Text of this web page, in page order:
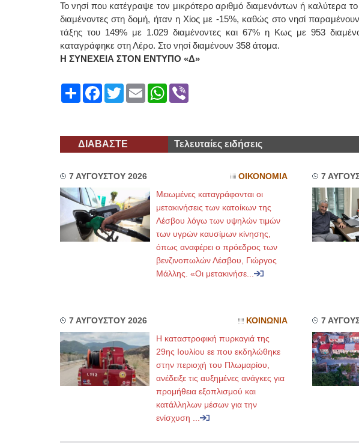
Το νησί που κατέγραψε τον μικρότερο αριθμό διαμενόντων ή καλύτερα
διαμένοντες στη δομή, ήταν η Χίος με -15%, καθώς στο νησί
τάξης του 149% με 1.029 διαμένοντες και 67% η Κως με 953
καταγράφηκε στη Λέρο. Στο νησί διαμένουν 358 άτομα.
Η ΣΥΝΕΧΕΙΑ ΣΤΟΝ ΕΝΤΥΠΟ «Δ»
ShareFacebook
TwitterEmailWhatsApp
Viber
ΔΙΑΒΑΣΤΕ Τελευταίες ειδήσεις
7 ΑΥΓΟΥΣΤΟΥ 2026 ΟΙΚΟΝΟΜΙΑ
Μειωμένες καταγράφονται οι
μετακινήσεις των κατοίκων της
Λέσβου λόγω των υψηλών τιμών
των υγρών καυσίμων κίνησης,
όπως αναφέρει ο πρόεδρος των
βενζινοπωλών Λέσβου, Γιώργος
Μάλλης. «Οι μετακινήσε...
7
7 ΑΥΓΟΥΣΤΟΥ 2026 ΚΟΙΝΩΝΙΑ
Η καταστροφική πυρκαγιά της
29ης Ιουλίου εε που εκδηλώθηκε
στην περιοχή του Πλωμαρίου,
ανέδειξε τις αυξημένες ανάγκες για
προμήθεια εξοπλισμού και
κατάλληλων μέσων για την
ενίσχυση ...
7